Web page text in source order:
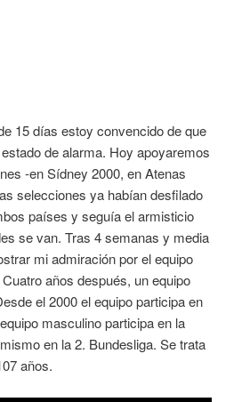
15 días estoy convencido de que
de alarma. Hoy apoyaremos
-en Sídney 2000, en Atenas
selecciones ya habían desfilado
países y seguía el armisticio
se van. Tras 4 semanas y media
mi admiración por el equipo
años después, un equipo
el 2000 el equipo participa en
masculino participa en la
en la 2. Bundesliga. Se trata
años.